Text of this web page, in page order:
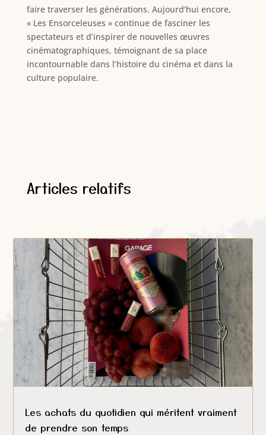
faire traverser les générations. Aujourd’hui encore,
« Les Ensorceleuses » continue de fasciner les
spectateurs et d’inspirer de nouvelles œuvres
cinématographiques, témoignant de sa place
incontournable dans l’histoire du cinéma et dans la
culture populaire.
Articles relatifs
Les achats du quotidien qui méritent vraiment
de prendre son temps